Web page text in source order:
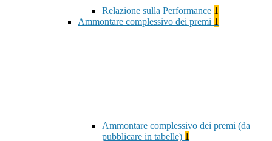
Relazione sulla Performance 1
Ammontare complessivo dei premi 1
Ammontare complessivo dei premi (da
pubblicare in tabelle) 1